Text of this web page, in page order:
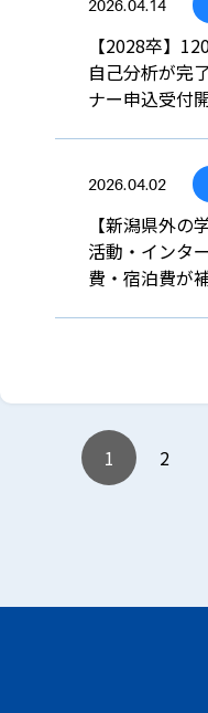
2026.04.14
【2028卒】
自己分析が完
ナー申込受付
2026.04.02
【新潟県外の
活動・インタ
費・宿泊費が
1 2